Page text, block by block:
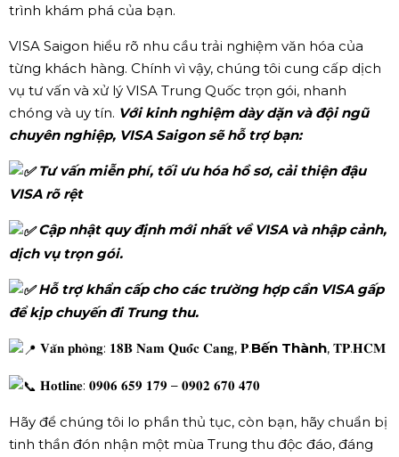
trình khám phá của bạn.
VISA Saigon hiểu rõ nhu cầu trải nghiệm văn hóa của
từng khách hàng. Chính vì vậy, chúng tôi cung cấp dịch
vụ tư vấn và xử lý VISA Trung Quốc trọn gói, nhanh
chóng và uy tín. Với kinh nghiệm dày dặn và đội ngũ
chuyên nghiệp, VISA Saigon sẽ hỗ trợ bạn:
Tư vấn miễn phí, tối ưu hóa hồ sơ, cải thiện đậu
VISA rõ rệt
Cập nhật quy định mới nhất về VISA và nhập cảnh,
dịch vụ trọn gói.
Hỗ trợ khẩn cấp cho các trường hợp cần VISA gấp
để kịp chuyến đi Trung thu.
𝐕𝐚̆𝐧 𝐩𝐡𝐨̀𝐧𝐠: 𝟏𝟖𝐁 𝐍𝐚𝐦 𝐐𝐮𝐨̂́𝐜 𝐂𝐚𝐧𝐠, 𝐏.Bến Thành, 𝐓𝐏.𝐇𝐂𝐌
𝐇𝐨𝐭𝐥𝐢𝐧𝐞: 𝟎𝟗𝟎𝟔 𝟔𝟓𝟗 𝟏𝟕𝟗 – 𝟎𝟗𝟎𝟐 𝟔𝟕𝟎 𝟒𝟕𝟎
Hãy để chúng tôi lo phần thủ tục, còn bạn, hãy chuẩn bị
tinh thần đón nhận một mùa Trung thu độc đáo, đáng